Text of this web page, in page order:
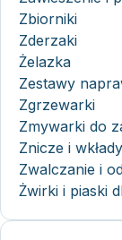
Zbiorniki
Zderzaki
Żelazka
Zestawy
Zgrzewarki
Zmywarki do
Znicze i wkłady
Zwalczanie i
Żwirki i piaski